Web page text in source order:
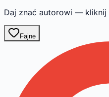
Daj znać autorowi — kliknij
Fajne